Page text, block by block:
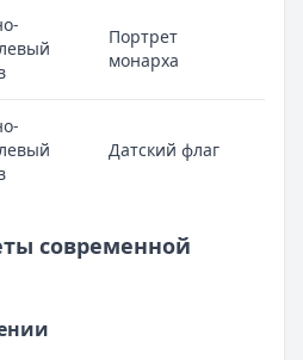
Портрет
монарха
Датский флаг
современной